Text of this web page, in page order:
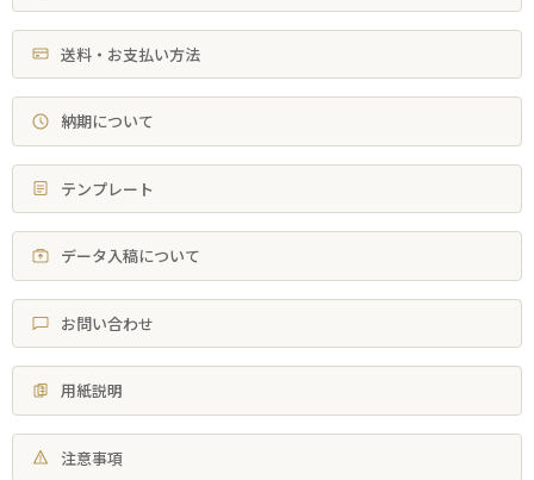
送料・お支払い方法
納期について
テンプレート
データ入稿について
お問い合わせ
用紙説明
注意事項